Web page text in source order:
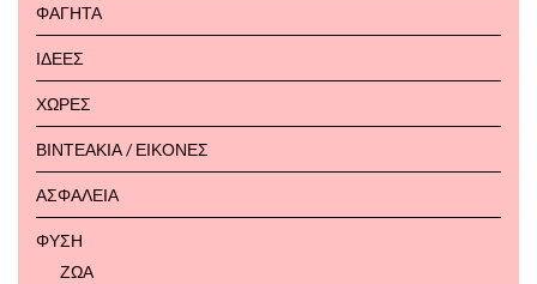
ΦΑΓΗΤΑ
ΙΔΕΕΣ
ΧΩΡΕΣ
ΒΙΝΤΕΑΚΙΑ / ΕΙΚΟΝΕΣ
ΑΣΦΑΛΕΙΑ
ΦΥΣΗ
ΖΩΑ